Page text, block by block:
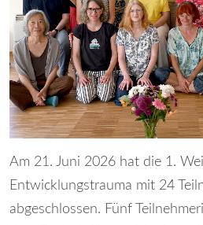
Am 21. Juni 2026 hat die 1.
Entwicklungstrauma mit 24
abgeschlossen. Fünf